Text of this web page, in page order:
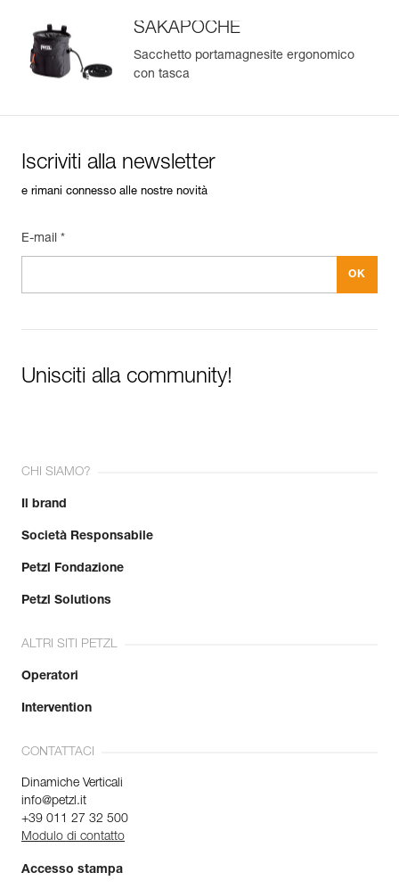
SAKAPOCHE
Sacchetto portamagnesite ergonomico
con tasca
Iscriviti alla newsletter
e rimani connesso alle nostre novità
E-mail *
Unisciti alla community!
CHI SIAMO?
Il brand
Società Responsabile
Petzl Fondazione
Petzl Solutions
ALTRI SITI PETZL
Operatori
Intervention
CONTATTACI
Dinamiche Verticali
info@petzl.it
+39 011 27 32 500
Modulo di contatto
Accesso stampa